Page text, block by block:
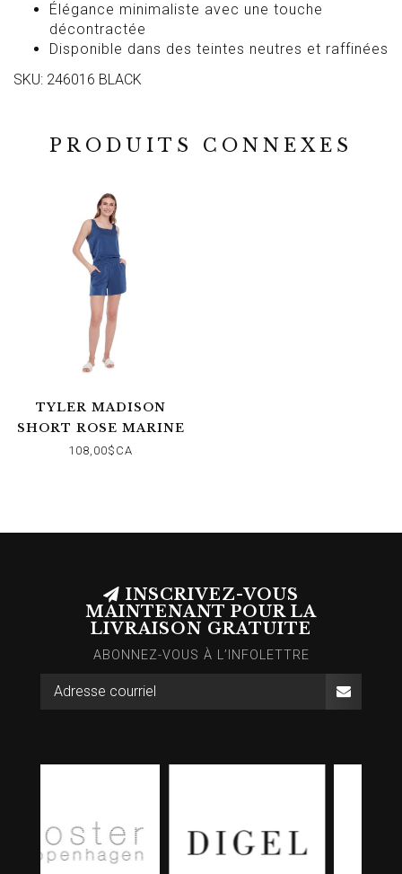
Élégance minimaliste avec une touche
décontractée
Disponible dans des teintes neutres et raffinées
SKU: 246016 BLACK
PRODUITS CONNEXES
TYLER MADISON
SHORT ROSE MARINE
108,00$CA
INSCRIVEZ-VOUS
MAINTENANT POUR LA
LIVRAISON GRATUITE
ABONNEZ-VOUS À L’INFOLETTRE